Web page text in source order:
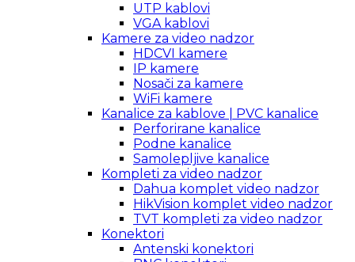
UTP kablovi
VGA kablovi
Kamere za video nadzor
HDCVI kamere
IP kamere
Nosači za kamere
WiFi kamere
Kanalice za kablove | PVC kanalice
Perforirane kanalice
Podne kanalice
Samolepljive kanalice
Kompleti za video nadzor
Dahua komplet video nadzor
HikVision komplet video nadzor
TVT kompleti za video nadzor
Konektori
Antenski konektori